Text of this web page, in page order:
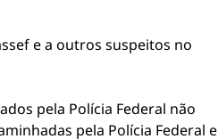
e a outros suspeitos no
pela Polícia Federal não
pela Polícia Federal e